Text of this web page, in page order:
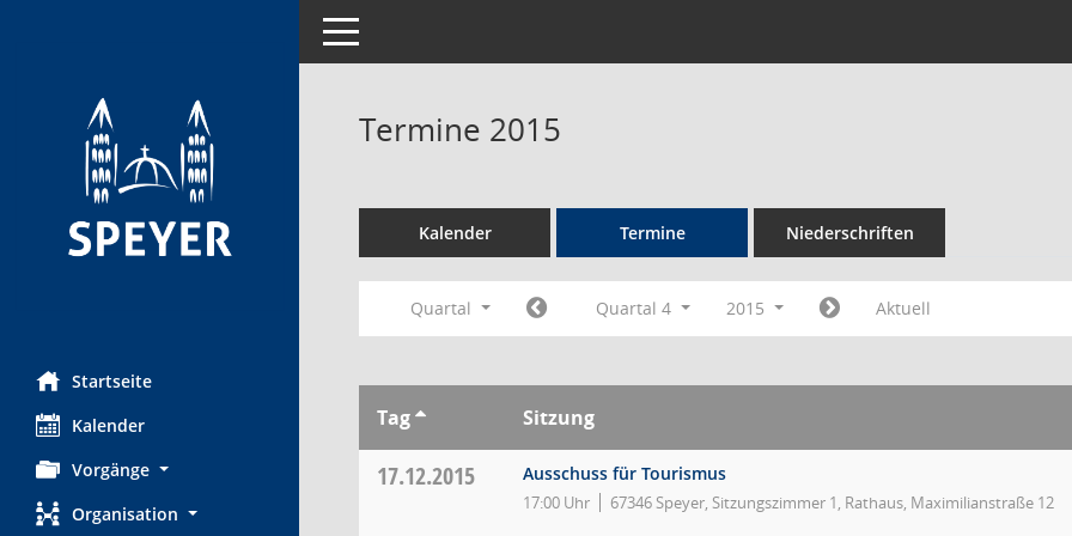
Startseite
Kalender
Vorgänge
Organisation
Toggle navigation
Termine 2015
Kalender Termine Niederschriften
Quartal Quartal 4 2015 Aktuell
Tag Sitzung
17.12.2015 Ausschuss für Tourismus
17:00 Uhr 67346 Speyer, Sitzungszimmer 1, Rathaus, Maximilianstraße 12